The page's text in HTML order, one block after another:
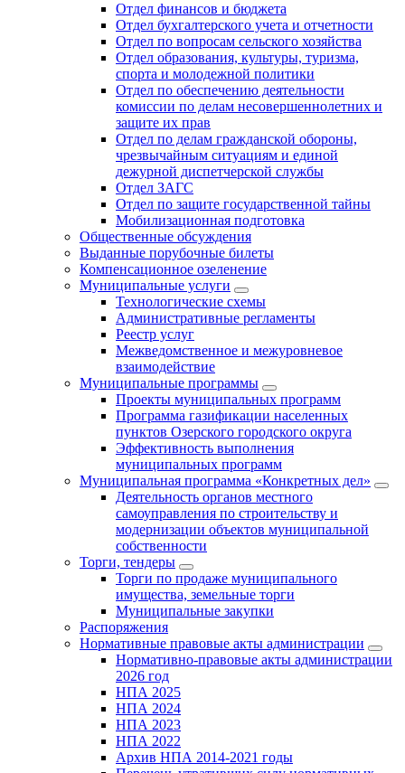
Отдел финансов и бюджета
Отдел бухгалтерского учета и отчетности
Отдел по вопросам сельского хозяйства
Отдел образования, культуры, туризма,
спорта и молодежной политики
Отдел по обеспечению деятельности
комиссии по делам несовершеннолетних и
защите их прав
Отдел по делам гражданской обороны,
чрезвычайным ситуациям и единой
дежурной диспетчерской службы
Отдел ЗАГС
Отдел по защите государственной тайны
Мобилизационная подготовка
Общественные обсуждения
Выданные порубочные билеты
Компенсационное озеленение
Муниципальные услуги
Технологические схемы
Административные регламенты
Реестр услуг
Межведомственное и межуровневое
взаимодействие
Муниципальные программы
Проекты муниципальных программ
Программа газификации населенных
пунктов Озерского городского округа
Эффективность выполнения
муниципальных программ
Муниципальная программа «Конкретных дел»
Деятельность органов местного
самоуправления по строительству и
модернизации объектов муниципальной
собственности
Торги, тендеры
Торги по продаже муниципального
имущества, земельные торги
Муниципальные закупки
Распоряжения
Нормативные правовые акты администрации
Нормативно-правовые акты администрации
2026 год
НПА 2025
НПА 2024
НПА 2023
НПА 2022
Архив НПА 2014-2021 годы